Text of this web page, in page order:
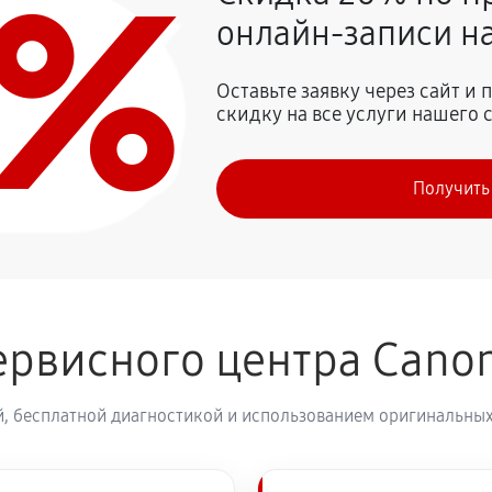
24‑105mm f/4L IS USM
24‑105mm f/4L IS USM
RF 24‑105mm f/4L IS USM 460 руб
580 руб
онлайн-записи
Оставьте заявку через сайт
скидку на все услуги нашего
центра
диагностикой и использованием